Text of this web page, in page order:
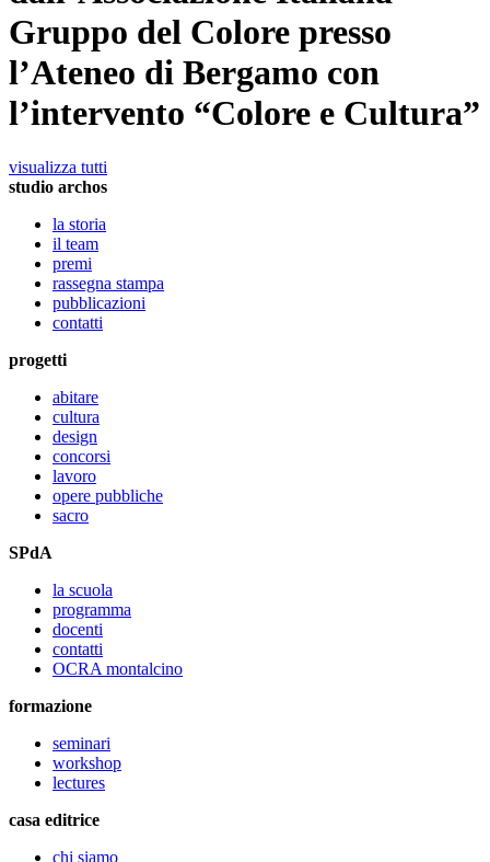
Gruppo del Colore presso
l’Ateneo di Bergamo con
l’intervento “Colore e Cultura”
visualizza tutti
studio archos
la storia
il team
premi
rassegna stampa
pubblicazioni
contatti
progetti
abitare
cultura
design
concorsi
lavoro
opere pubbliche
sacro
SPdA
la scuola
programma
docenti
contatti
OCRA montalcino
formazione
seminari
workshop
lectures
casa editrice
chi siamo